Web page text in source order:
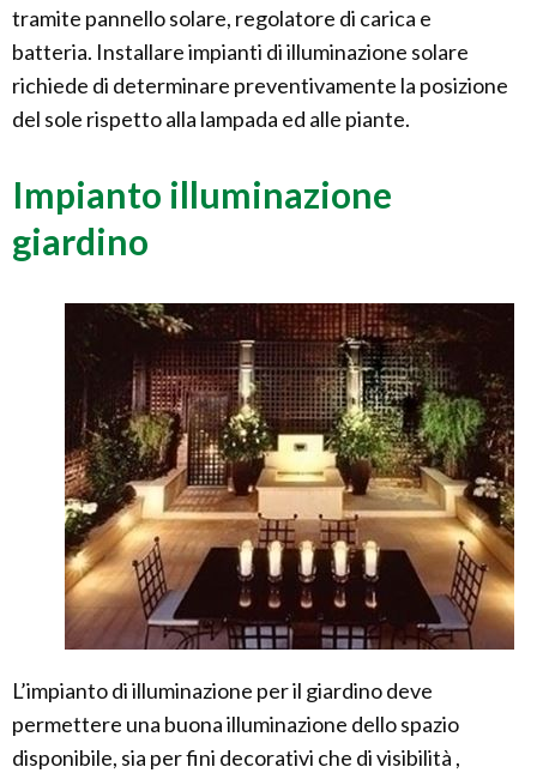
tramite pannello solare, regolatore di carica e
batteria. Installare impianti di illuminazione solare
richiede di determinare preventivamente la posizione
del sole rispetto alla lampada ed alle piante.
Impianto illuminazione
giardino
L’impianto di illuminazione per il giardino deve
permettere una buona illuminazione dello spazio
disponibile, sia per fini decorativi che di visibilità ,